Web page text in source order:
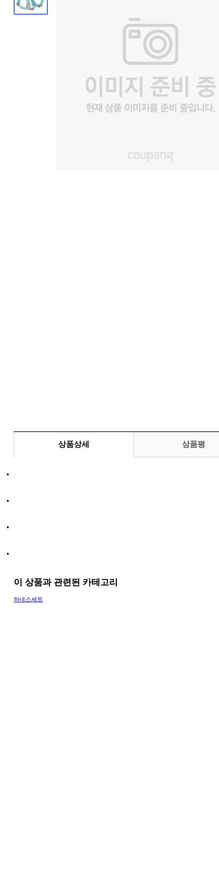
상품상세 상품평
이 상품과 관련된 카테고리
하네스세트